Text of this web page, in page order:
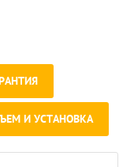
И УСТАНОВКА